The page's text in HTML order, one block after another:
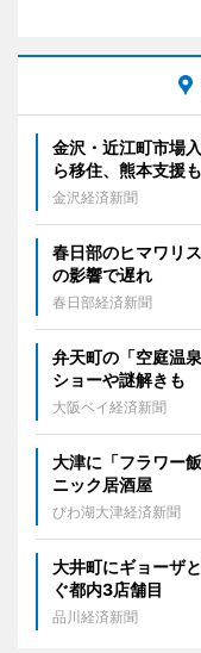
金沢・近江町市場
ら移住、熊本支援も
金沢経済新聞
春日部のヒマワリ
の影響で遅れ
春日部経済新聞
弁天町の「空庭温
ショーや謎解きも
大阪ベイ経済新聞
大津に「フラワー
ニック居酒屋
びわ湖大津経済新聞
大井町にギョーザ
ぐ都内3店舗目
品川経済新聞